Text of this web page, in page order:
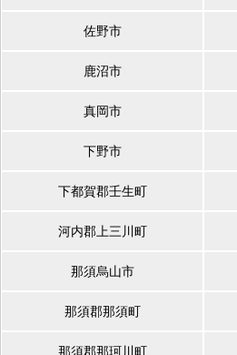
佐野市
鹿沼市
真岡市
下野市
下都賀郡壬生町
河内郡上三川町
那須烏山市
那須郡那須町
那須郡那珂川町